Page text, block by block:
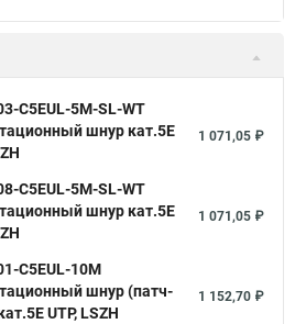
C5EUL-5M-SL-WT
шнур кат.5E
1 071,05 ₽
C5EUL-5M-SL-WT
шнур кат.5E
1 071,05 ₽
C5EUL-10M
шнур (патч-
UTP, LSZH
1 152,70 ₽